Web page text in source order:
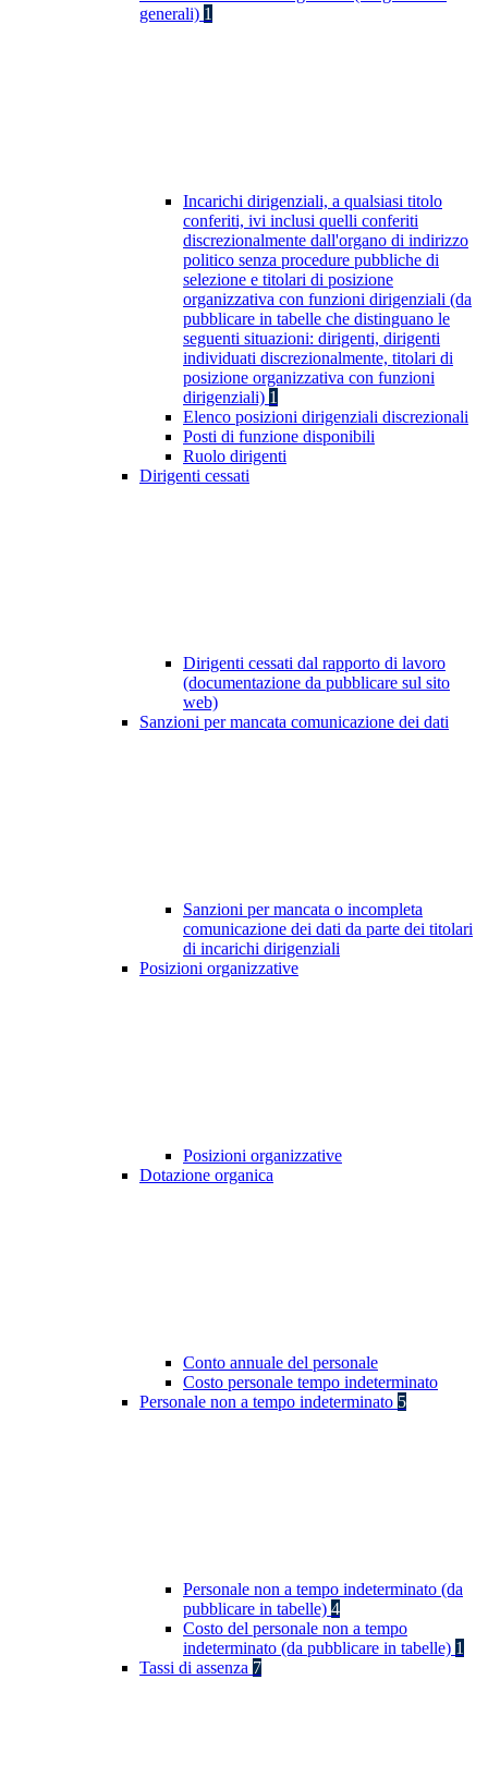
generali) 1
Incarichi dirigenziali, a qualsiasi titolo
conferiti, ivi inclusi quelli conferiti
discrezionalmente dall'organo di indirizzo
politico senza procedure pubbliche di
selezione e titolari di posizione
organizzativa con funzioni dirigenziali (da
pubblicare in tabelle che distinguano le
seguenti situazioni: dirigenti, dirigenti
individuati discrezionalmente, titolari di
posizione organizzativa con funzioni
dirigenziali) 1
Elenco posizioni dirigenziali discrezionali
Posti di funzione disponibili
Ruolo dirigenti
Dirigenti cessati
Dirigenti cessati dal rapporto di lavoro
(documentazione da pubblicare sul sito
web)
Sanzioni per mancata comunicazione dei dati
Sanzioni per mancata o incompleta
comunicazione dei dati da parte dei titolari
di incarichi dirigenziali
Posizioni organizzative
Posizioni organizzative
Dotazione organica
Conto annuale del personale
Costo personale tempo indeterminato
Personale non a tempo indeterminato 5
Personale non a tempo indeterminato (da
pubblicare in tabelle) 4
Costo del personale non a tempo
indeterminato (da pubblicare in tabelle) 1
Tassi di assenza 7